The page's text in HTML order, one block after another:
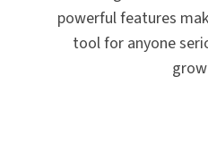
powerful features
tool for anyone